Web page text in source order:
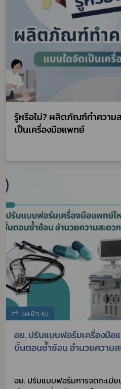
รู้หรือไม่? ผลิตภัณฑ์ทำความ
เป็นเครื่องมือแพทย์
04 มี.ค. 69
อย. ปรับแบบฟอร์มเครื่องมื
ขั้นตอนซ้ำซ้อน อำนวยความ
อย. ปรับแบบฟอร์มการจดทะเบี